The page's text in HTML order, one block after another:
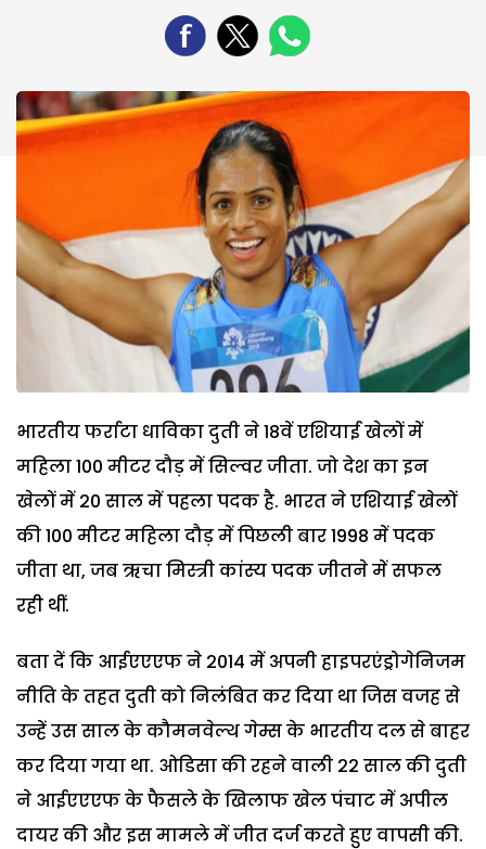
भारतीय फर्राटा धाविका दुती ने 18वें एशियाई खेलों में
महिला 100 मीटर दौड़ में सिल्वर जीता. जो देश का इन
खेलों में 20 साल में पहला पदक है. भारत ने एशियाई खेलों
की 100 मीटर महिला दौड़ में पिछली बार 1998 में पदक
जीता था, जब ऋचा मिस्त्री कांस्य पदक जीतने में सफल
रही थीं.
बता दें कि आईएएएफ ने 2014 में अपनी हाइपरएंड्रोगेनिजम
नीति के तहत दुती को निलंबित कर दिया था जिस वजह से
उन्हें उस साल के कौमनवेल्थ गेम्स के भारतीय दल से बाहर
कर दिया गया था. ओडिसा की रहने वाली 22 साल की दुती
ने आईएएएफ के फैसले के खिलाफ खेल पंचाट में अपील
दायर की और इस मामले में जीत दर्ज करते हुए वापसी की.